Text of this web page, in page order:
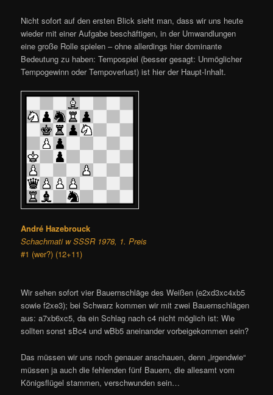
Nicht sofort auf den ersten Blick sieht man, dass wir uns heute
wieder mit einer Aufgabe beschäftigen, in der Umwandlungen
eine große Rolle spielen – ohne allerdings hier dominante
Bedeutung zu haben: Tempospiel (besser gesagt: Unmöglicher
Tempogewinn oder Tempoverlust) ist hier der Haupt-Inhalt.
André Hazebrouck
Schachmati w SSSR 1978, 1. Preis
#1 (wer?) (12+11)
Wir sehen sofort vier Bauernschläge des Weißen (e2xd3xc4xb5
sowie f2xe3); bei Schwarz kommen wir mit zwei Bauernschlägen
aus: a7xb6xc5, da ein Schlag nach c4 nicht möglich ist: Wie
sollten sonst sBc4 und wBb5 aneinander vorbeigekommen sein?
Das müssen wir uns noch genauer anschauen, denn „irgendwie“
müssen ja auch die fehlenden fünf Bauern, die allesamt vom
Königsflügel stammen, verschwunden sein…